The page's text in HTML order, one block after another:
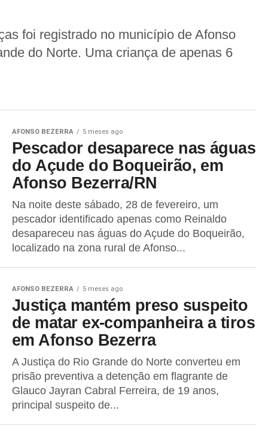
foi registrado no município de Afonso
do Norte. Uma criança de apenas 6
AFONSO BEZERRA 5 meses ago
Pescador desaparece nas águas
do Açude do Boqueirão, em
Afonso Bezerra/RN
Na noite deste sábado, 28 de fevereiro, um
pescador identificado apenas como Reinaldo
desapareceu nas águas do Açude do Boqueirão,
localizado na zona rural de Afonso...
AFONSO BEZERRA 5 meses ago
Justiça mantém preso suspeito
de matar ex-companheira a tiros
em Afonso Bezerra
A Justiça do Rio Grande do Norte converteu em
prisão preventiva a detenção em flagrante de
Glauco Jayran Cabral Ferreira, de 19 anos,
principal suspeito de...